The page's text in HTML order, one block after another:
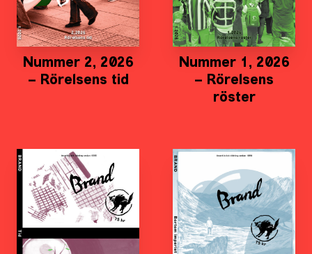
Nummer 2, 2026
– Rörelsens tid
Nummer 1, 2026
– Rörelsens
röster